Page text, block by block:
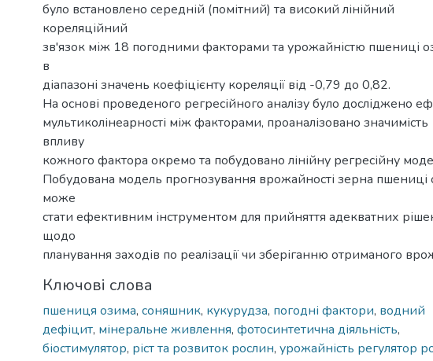
було встановлено середній (помітний) та високий лінійний
кореляційний
зв'язок між 18 погодними факторами та урожайністю пшениці
в
діапазоні значень коефіцієнту кореляції від -0,79 до 0,82.
На основі проведеного регресійного аналізу було досліджено
мультиколінеарності між факторами, проаналізовано значимість
впливу
кожного фактора окремо та побудовано лінійну регресійну
Побудована модель прогнозування врожайності зерна пшениці
може
стати ефективним інструментом для прийняття адекватних
щодо
планування заходів по реалізації чи зберіганню отриманого
Ключові слова
пшениця озима, соняшник, кукурудза, погодні фактори, водний
дефіцит, мінеральне живлення, фотосинтетична діяльність,
біостимулятор, ріст та розвиток рослин, урожайність регулятор